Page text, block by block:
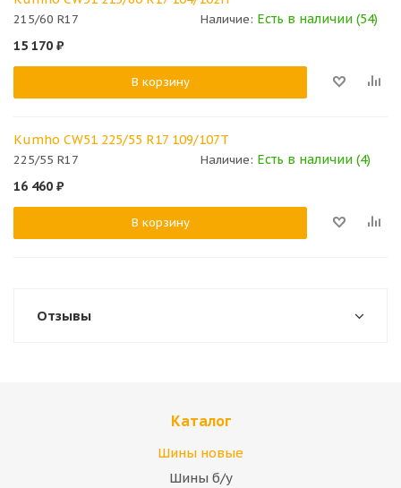
215/60 R17 Наличие: Есть в наличии (54)
15 170 ₽
В корзину
Kumho CW51 225/55 R17 109/107T
225/55 R17 Наличие: Есть в наличии (4)
16 460 ₽
В корзину
Отзывы
Каталог
Шины новые
Шины б/у